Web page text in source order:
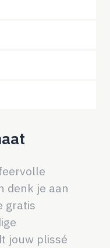
denk je aan
gratis
jouw plissé